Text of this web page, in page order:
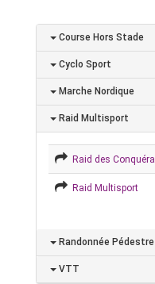
Course Hors Stade
Cyclo Sport
Marche Nordique
Raid Multisport
Raid des
Raid Multisport
Randonnée Pédestre
VTT